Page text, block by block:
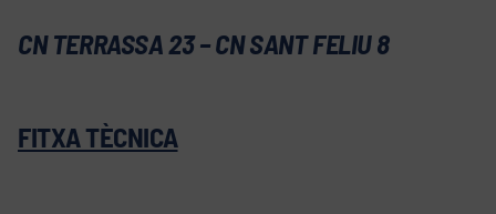
CN TERRASSA 23 – CN SANT FELIU 8
FITXA TÈCNICA